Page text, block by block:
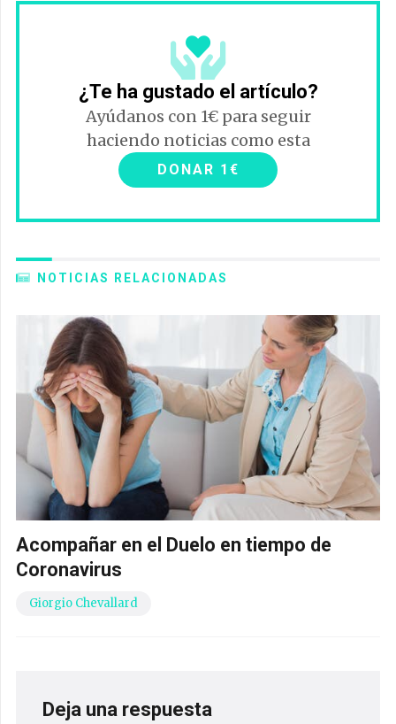
¿Te ha gustado el artículo?
Ayúdanos con 1€ para seguir
haciendo noticias como esta
DONAR 1€
NOTICIAS RELACIONADAS
Acompañar en el Duelo en tiempo de
Coronavirus
Giorgio Chevallard
Deja una respuesta